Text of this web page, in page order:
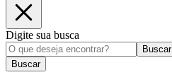
Digite sua busca
Buscar
Buscar